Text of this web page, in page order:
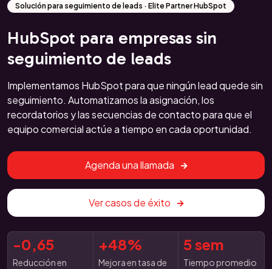
Solución para seguimiento de leads · Elite Partner HubSpot
HubSpot para empresas sin
seguimiento de leads
Implementamos HubSpot para que ningún lead quede sin
seguimiento. Automatizamos la asignación, los
recordatorios y las secuencias de contacto para que el
equipo comercial actúe a tiempo en cada oportunidad.
Agenda una llamada
Ver casos de éxito
-0,65
Reducción en
+48%
Mejora en tasa de
5 sem
Tiempo promedio